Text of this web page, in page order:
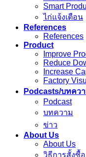
Smart
ไก่แจ้งเตือน
References
References
Product
Improve
Reduce
Increase
Factory
Podcasts/บทคว
Podcast
บทความ
ข่าว
About Us
About Us
วิธีการสั้งซื้อ